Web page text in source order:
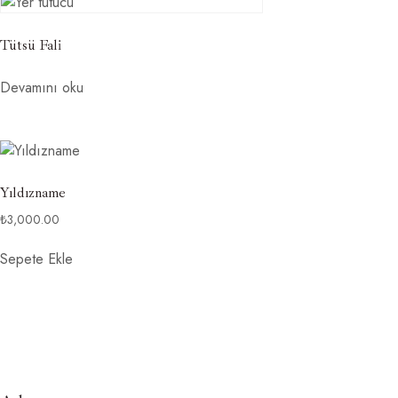
Tütsü Fali
Devamını oku
Yıldızname
₺3,000.00
Sepete Ekle